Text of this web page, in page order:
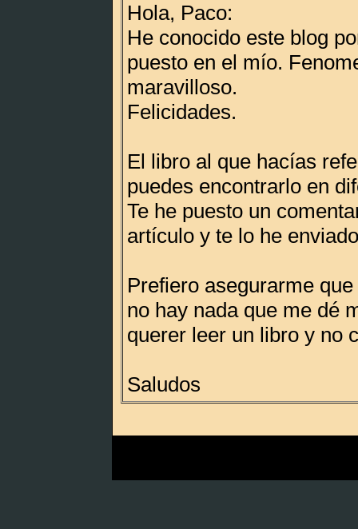
Hola, Paco:
He conocido este blog
puesto en el mío.
maravilloso.
Felicidades.
El libro al que hacías
puedes encontrarlo en
Te he puesto un
artículo y te lo he
Prefiero asegurarme
no hay nada que me dé
querer leer un libro y no
Saludos